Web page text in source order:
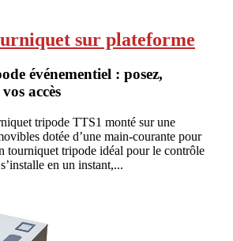
sur plateforme
événementiel : posez,
accès
tripode TTS1 monté sur une
dotée d’une main-courante pour
tourniquet tripode idéal pour le contrôle
en un instant,...